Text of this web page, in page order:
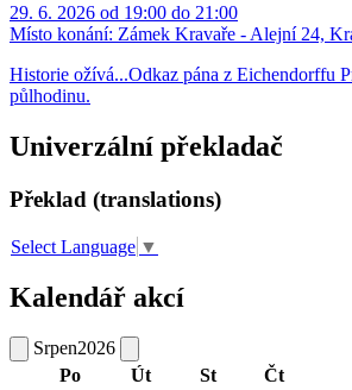
29. 6. 2026 od 19:00 do 21:00
Místo konání: Zámek Kravaře - Alejní 24,
Historie ožívá...Odkaz pána z Eichendorffu
půlhodinu.
Univerzální překladač
Překlad (translations)
Select Language ▼
Kalendář akcí
Srpen2026
Po
Út St Čt